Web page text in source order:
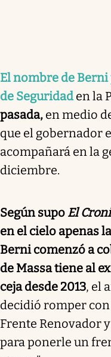
El nombre de Berni
de Seguridaden la
pasada, en medio
que el gobernador
acompañará en la
diciembre.
Según supo El
en el cielo apenas
Berni comenzó a
de Massa tiene al
ceja desde 2013, el
decidió romper
Frente Renovador
para ponerle un